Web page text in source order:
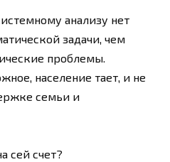
анализу нет
задачи, чем
проблемы.
население тает, и не
семьи и
сей счет?